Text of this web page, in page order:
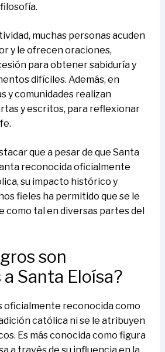
muchas personas acuden
y le ofrecen oraciones,
para obtener sabiduría y
difíciles. Además, en
y comunidades realizan
y escritos, para reflexionar
que a pesar de que Santa
reconocida oficialmente
su impacto histórico y
fieles ha permitido que se le
como tal en diversas partes del
son
Santa Eloísa?
oficialmente reconocida como
católica ni se le atribuyen
Es más conocida como figura